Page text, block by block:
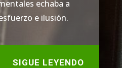
echaba a
e ilusión.
SIGUE LEYENDO